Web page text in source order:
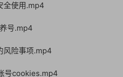
全使用.mp4
号.mp4
风险事项.mp4
号cookies.mp4